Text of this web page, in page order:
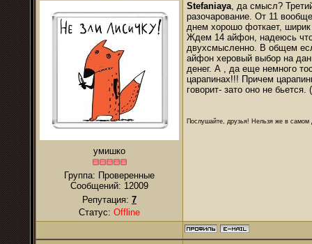
умишко
Группа: Проверенные
Сообщений: 12009
Репутация: 7
Статус: Offline
Stefaniaya, да смысл?
разочарование. От 11
днем хорошо фоткает,
Ждем 14 айфон, надеюсь что
двухсмысленно. В общем
айфон херовый выбор на
денег. А , да еще немного
царапинах!!! Причем
говорит- зато оно не бьется.
Послушайте, друзья! Нельзя же в самом